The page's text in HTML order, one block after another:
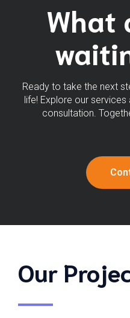
What
Ready to take the next
life! Explore our
consultation.
Our